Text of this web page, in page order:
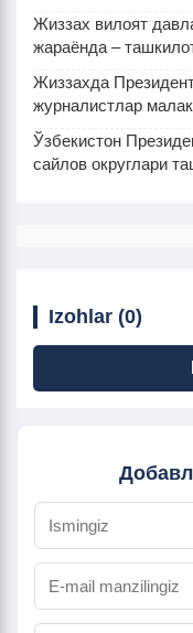
Жиззах вилоят
жараёнда –
Жиззахда
журналистлар
Ўзбекистон
сайлов округлари
Izohlar (0)